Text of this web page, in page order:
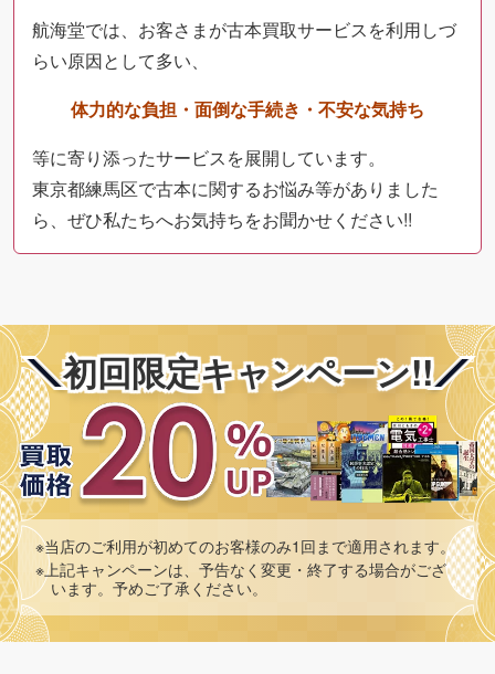
航海堂では、お客さまが古本買取サービスを利用しづ
らい原因として多い、
体力的な負担・面倒な手続き・不安な気持ち
等に寄り添ったサービスを展開しています。
東京都練馬区で古本に関するお悩み等がありました
ら、ぜひ私たちへお気持ちをお聞かせください!!
初回限定キャンペーン!!
※当店のご利用が初めてのお客様のみ1回まで適用されます。
※上記キャンペーンは、予告なく変更・終了する場合がござ
います。予めご了承ください。